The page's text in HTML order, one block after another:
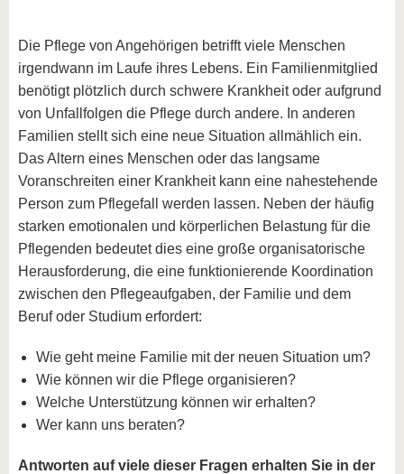
Die Pflege von Angehörigen betrifft viele Menschen
irgendwann im Laufe ihres Lebens. Ein Familienmitglied
benötigt plötzlich durch schwere Krankheit oder aufgrund
von Unfallfolgen die Pflege durch andere. In anderen
Familien stellt sich eine neue Situation allmählich ein.
Das Altern eines Menschen oder das langsame
Voranschreiten einer Krankheit kann eine nahestehende
Person zum Pflegefall werden lassen. Neben der häufig
starken emotionalen und körperlichen Belastung für die
Pflegenden bedeutet dies eine große organisatorische
Herausforderung, die eine funktionierende Koordination
zwischen den Pflegeaufgaben, der Familie und dem
Beruf oder Studium erfordert:
Wie geht meine Familie mit der neuen Situation um?
Wie können wir die Pflege organisieren?
Welche Unterstützung können wir erhalten?
Wer kann uns beraten?
Antworten auf viele dieser Fragen erhalten Sie in der